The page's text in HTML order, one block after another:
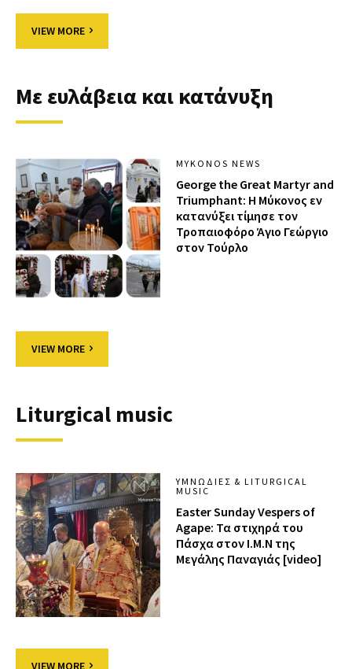
VIEW MORE
Με ευλάβεια και κατάνυξη
MYKONOS NEWS
George the Great Martyr and
Triumphant: Η Μύκονος εν
κατανύξει τίμησε τον
Τροπαιοφόρο Άγιο Γεώργιο
στον Τούρλο
VIEW MORE
Liturgical music
ΥΜΝΩΔΊΕΣ & LITURGICAL
MUSIC
Easter Sunday Vespers of
Agape: Τα στιχηρά του
Πάσχα στον Ι.Μ.Ν της
Μεγάλης Παναγιάς [video]
VIEW MORE